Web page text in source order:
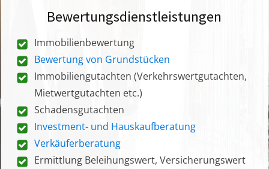
Bewertungsdienstleistungen
Immobilienbewertung
Bewertung von Grundstücken
Immobiliengutachten (Verkehrswertgutachten,
Mietwertgutachten etc.)
Schadensgutachten
Investment- und Hauskaufberatung
Verkäuferberatung
Ermittlung Beleihungswert, Versicherungswert